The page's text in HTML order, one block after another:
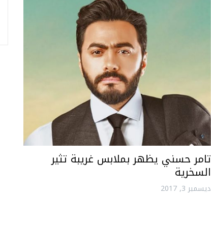
تامر حسني يظهر بملابس غريبة تثير
السخرية
ديسمبر 3, 2017